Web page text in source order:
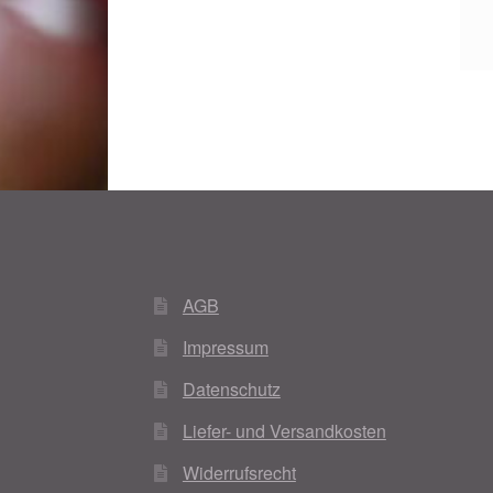
AGB
Impressum
Datenschutz
Liefer- und Versandkosten
Widerrufsrecht